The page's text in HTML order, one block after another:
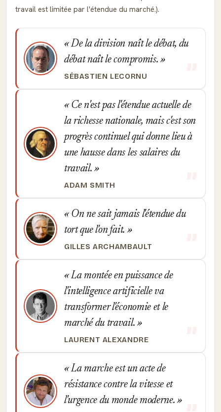
travail est limitée par l'étendue du marché.).
De la division naît le débat, du
débat naît le compromis.
SÉBASTIEN LECORNU
Ce n'est pas l'étendue actuelle de
la richesse nationale, mais c'est son
progrès continuel qui donne lieu à
une hausse dans les salaires du
travail.
ADAM SMITH
On ne sait jamais l'étendue du
tort que l'on fait.
GILLES ARCHAMBAULT
La montée en puissance de
l'intelligence artificielle va
transformer l'économie et le
marché du travail.
LAURENT ALEXANDRE
La marche est un acte de
résistance contre la vitesse et
l'urgence du monde moderne.